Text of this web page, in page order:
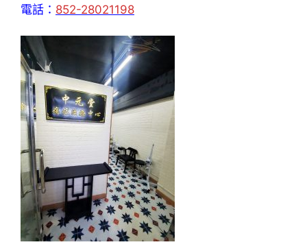
電話： 852-28021198